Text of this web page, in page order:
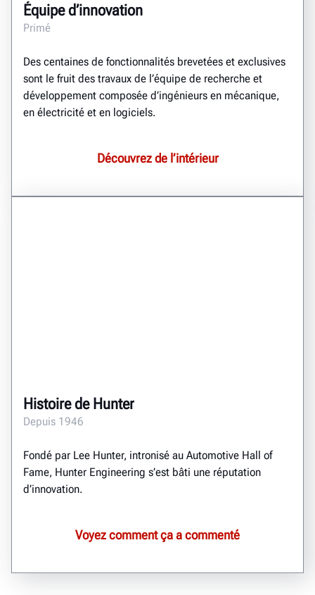
Équipe d’innovation
Primé
Des centaines de fonctionnalités brevetées et exclusives
sont le fruit des travaux de l’équipe de recherche et
développement composée d’ingénieurs en mécanique,
en électricité et en logiciels.
Découvrez de l’intérieur
Histoire de Hunter
Depuis 1946
Fondé par Lee Hunter, intronisé au Automotive Hall of
Fame, Hunter Engineering s’est bâti une réputation
d’innovation.
Voyez comment ça a commenté